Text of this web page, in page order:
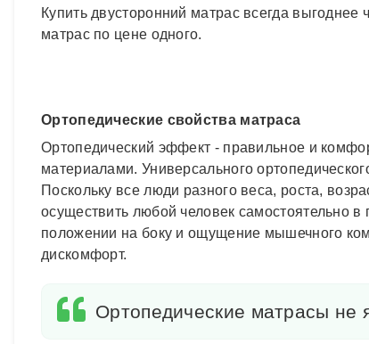
Купить двусторонний матрас всегда
матрас по цене одного.
Ортопедические свойства матраса
Ортопедический эффект - правильное и
материалами. Универсального
Поскольку все люди разного веса, роста,
осуществить любой человек самостоятельно
положении на боку и ощущение мышечного
дискомфорт.
Ортопедические матрасы не